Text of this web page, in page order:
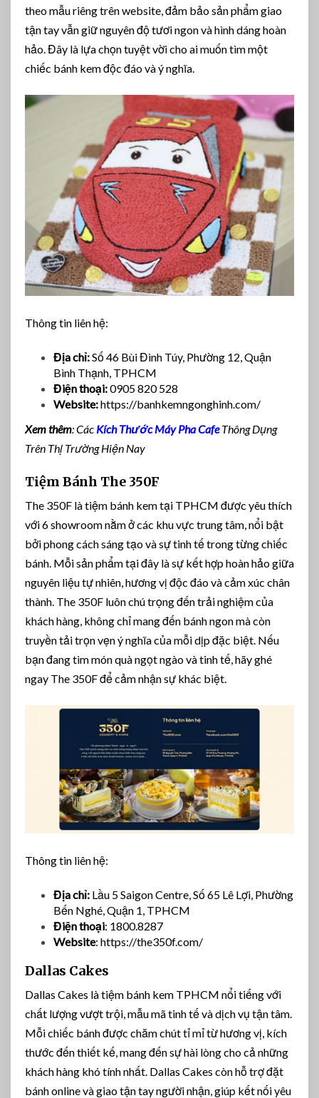
theo mẫu riêng trên website, đảm bảo sản phẩm giao
tận tay vẫn giữ nguyên độ tươi ngon và hình dáng hoàn
hảo. Đây là lựa chọn tuyệt vời cho ai muốn tìm một
chiếc bánh kem độc đáo và ý nghĩa.
Thông tin liên hệ:
Địa chỉ:Số 46 Bùi Đình Túy, Phường 12, Quận
Bình Thạnh, TPHCM
Điện thoại:0905 820 528
Website:https://banhkemngonghinh.com/
Xem thêm: Các Kích Thước Máy Pha Cafe Thông Dụng
Trên Thị Trường Hiện Nay
Tiệm Bánh The 350F
The 350F là tiệm bánh kem tại TPHCM được yêu thích
với 6 showroom nằm ở các khu vực trung tâm, nổi bật
bởi phong cách sáng tạo và sự tinh tế trong từng chiếc
bánh. Mỗi sản phẩm tại đây là sự kết hợp hoàn hảo giữa
nguyên liệu tự nhiên, hương vị độc đáo và cảm xúc chân
thành. The 350F luôn chú trọng đến trải nghiệm của
khách hàng, không chỉ mang đến bánh ngon mà còn
truyền tải trọn vẹn ý nghĩa của mỗi dịp đặc biệt. Nếu
bạn đang tìm món quà ngọt ngào và tinh tế, hãy ghé
ngay The 350F để cảm nhận sự khác biệt.
Thông tin liên hệ:
Địa chỉ: Lầu 5 Saigon Centre, Số 65 Lê Lợi, Phường
Bến Nghé, Quận 1, TPHCM
Điện thoại: 1800.8287
Website: https://the350f.com/
Dallas Cakes
Dallas Cakes là tiệm bánh kem TPHCM nổi tiếng với
chất lượng vượt trội, mẫu mã tinh tế và dịch vụ tận tâm.
Mỗi chiếc bánh được chăm chút tỉ mỉ từ hương vị, kích
thước đến thiết kế, mang đến sự hài lòng cho cả những
khách hàng khó tính nhất. Dallas Cakes còn hỗ trợ đặt
bánh online và giao tận tay người nhận, giúp kết nối yêu